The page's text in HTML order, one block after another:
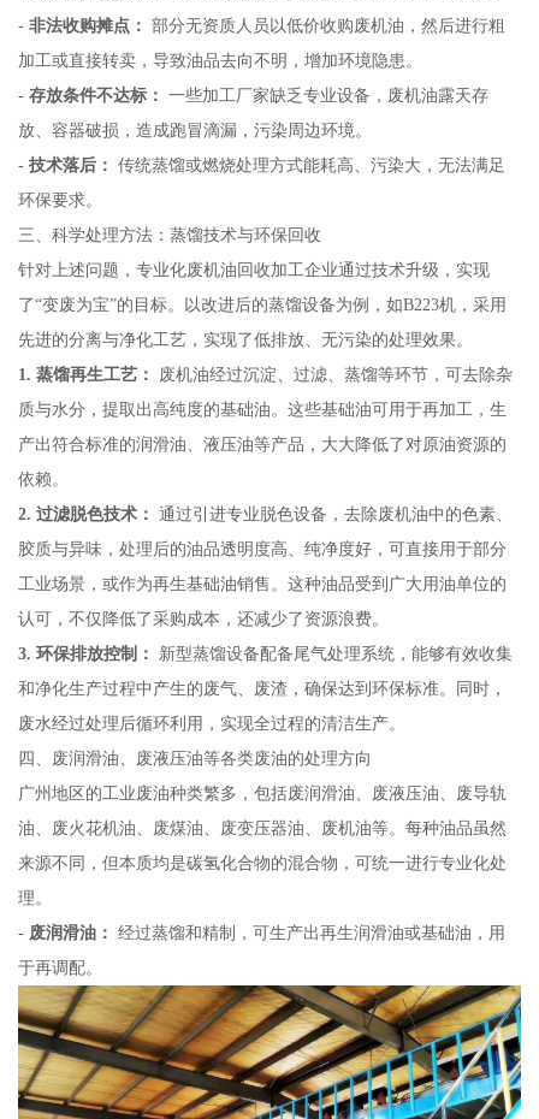
- 非法收购摊点： 部分无资质人员以低价收购废机油，然后进行粗
加工或直接转卖，导致油品去向不明，增加环境隐患。
- 存放条件不达标： 一些加工厂家缺乏专业设备，废机油露天存
放、容器破损，造成跑冒滴漏，污染周边环境。
- 技术落后： 传统蒸馏或燃烧处理方式能耗高、污染大，无法满足
环保要求。
三、科学处理方法：蒸馏技术与环保回收
针对上述问题，专业化废机油回收加工企业通过技术升级，实现
了“变废为宝”的目标。以改进后的蒸馏设备为例，如B223机，采用
先进的分离与净化工艺，实现了低排放、无污染的处理效果。
1. 蒸馏再生工艺：
废机油经过沉淀、过滤、蒸馏等环节，可去除杂
质与水分，提取出高纯度的基础油。这些基础油可用于再加工，生
产出符合标准的润滑油、液压油等产品，大大降低了对原油资源的
依赖。
2. 过滤脱色技术： 通过引进专业脱色设备，去除废机油中的色素、
胶质与异味，处理后的油品透明度高、纯净度好，可直接用于部分
工业场景，或作为再生基础油销售。这种油品受到广大用油单位的
认可，不仅降低了采购成本，还减少了资源浪费。
3. 环保排放控制：
新型蒸馏设备配备尾气处理系统，能够有效收集
和净化生产过程中产生的废气、废渣，确保达到环保标准。同时，
废水经过处理后循环利用，实现全过程的清洁生产。
四、废润滑油、废液压油等各类废油的处理方向
广州地区的工业废油种类繁多，包括废润滑油、废液压油、废导轨
油、废火花机油、废煤油、废变压器油、废机油等。每种油品虽然
来源不同，但本质均是碳氢化合物的混合物，可统一进行专业化处
理。
- 废润滑油： 经过蒸馏和精制，可生产出再生润滑油或基础油，用
于再调配。